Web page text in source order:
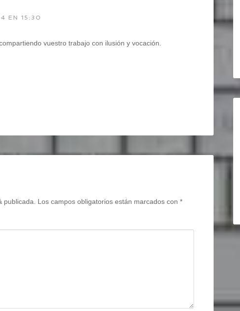
EN 15:30
vuestro trabajo con ilusión y vocación.
publicada. Los campos obligatorios están marcados con *